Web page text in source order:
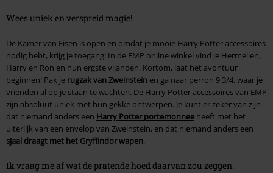
Wees uniek en verspreid magie!
De Kamer van Eisen is open en omdat je mooie Harry Potter accessoires
nodig hebt, krijg je toegang! In de EMP online winkel vind je Hermelien,
Harry en Ron en hun ergste vijanden. Kortom, laat het avontuur
beginnen! Pak je rugzak van Zweinstein en ga naar perron 9 3/4, waar je
vrienden al op je staan te wachten. De Harry Potter accessoires van EMP
zijn absoluut uniek met hun gekke ontwerpen. Je kunt er zeker van zijn
dat niemand anders een Harry Potter portemonnee heeft met het
uiterlijk van een envelop van Zweinstein, en dat niemand anders een
sjaal draagt met het Gryffindor wapen.
Ik vraag me af wat de pratende hoed daarvan zou zeggen.